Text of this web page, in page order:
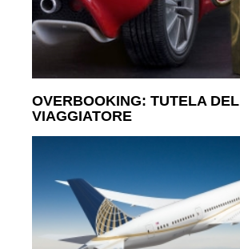
OVERBOOKING: TUTELA DEL
VIAGGIATORE